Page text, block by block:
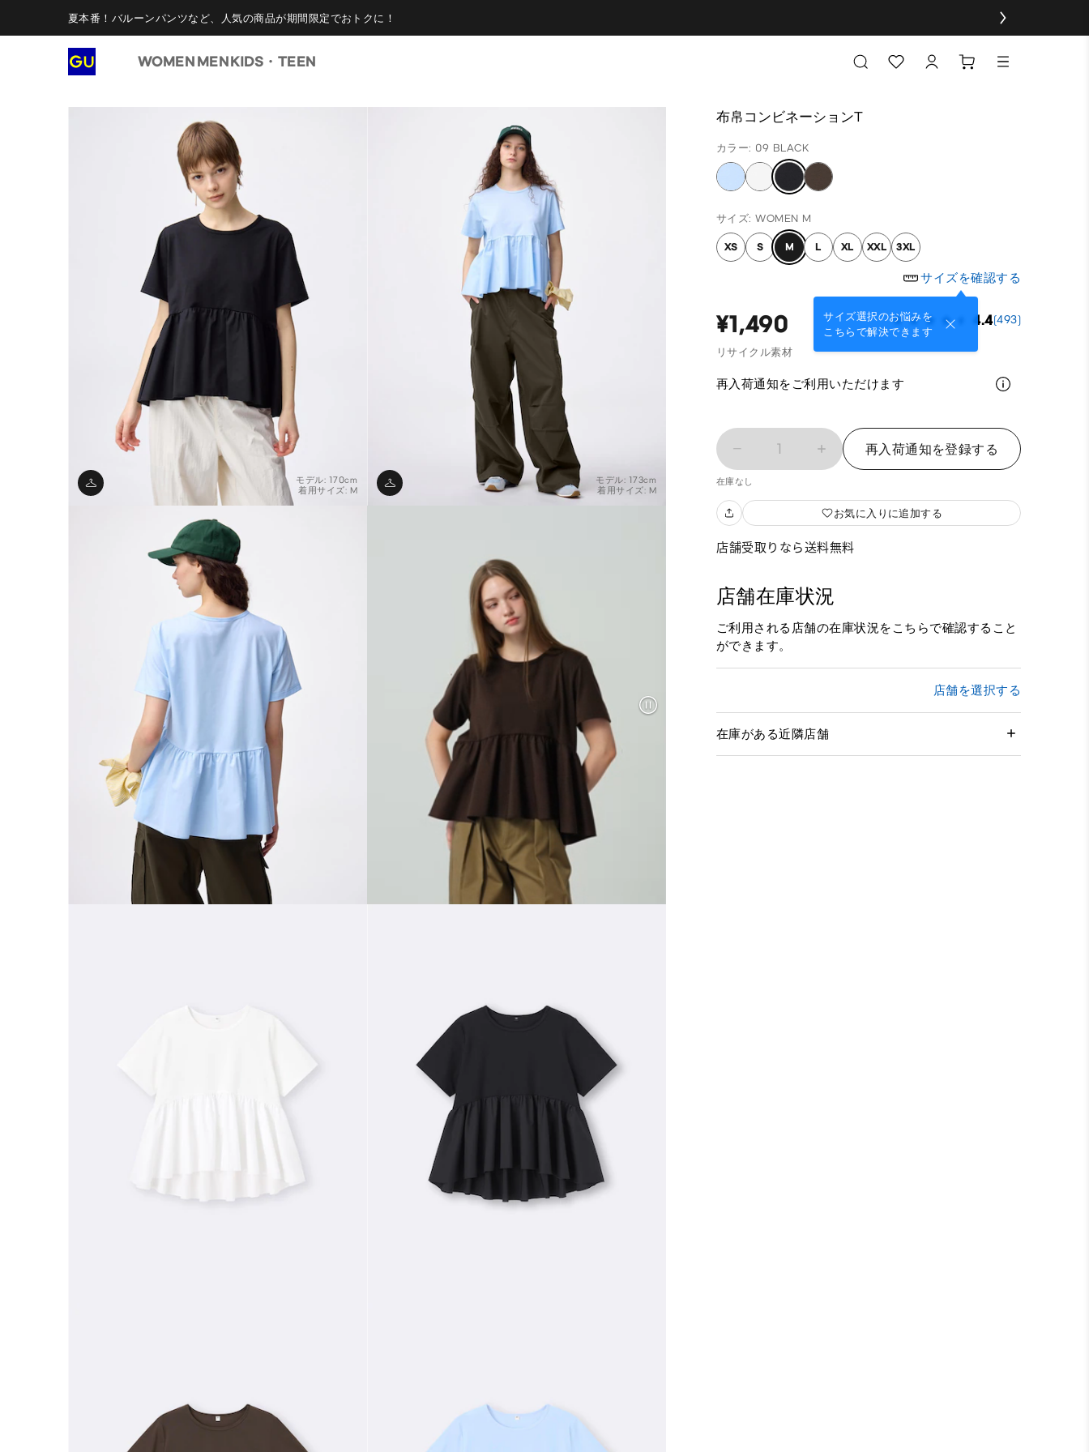
夏本番！バルーンパンツなど、人気の商品が期間限定でおトクに！
WOMEN MENKIDS・TEEN
布帛コンビネーションT
カラー: 09 BLACK
サイズ: WOMEN M
XS S M L XL XXL 3XL
サイズを確認する
サイズ選択のお悩みを
こちらで解決できます
¥1,490 4.4(493)
リサイクル素材
再入荷通知をご利用いただけます
1 再入荷通知を登録する
在庫なし
お気に入りに追加する
店舗受取りなら送料無料
店舗在庫状況
ご利用される店舗の在庫状況をこちらで確認すること
ができます。
店舗を選択する
在庫がある近隣店舗
モデル: 170cm
着用サイズ: M
モデル: 173cm
着用サイズ: M